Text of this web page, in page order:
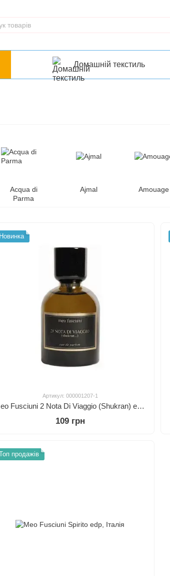
Домашній текстиль
Acqua di
Parma
Ajmal Amouage
Новинка
Артикул: 000001207-1
Meo Fusciuni 2 Nota Di Viaggio (Shukran) edp, Італія
109 грн
продажів